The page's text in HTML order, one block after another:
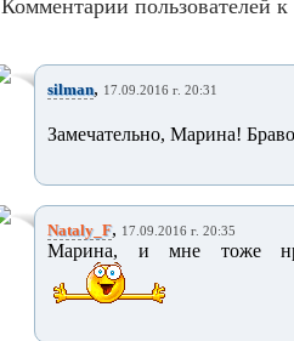
Комментарии пользователей к
silman, 17.09.2016 г. 20:31
Замечательно, Марина!
Nataly_F, 17.09.2016 г. 20:35
Марина, и мне тоже